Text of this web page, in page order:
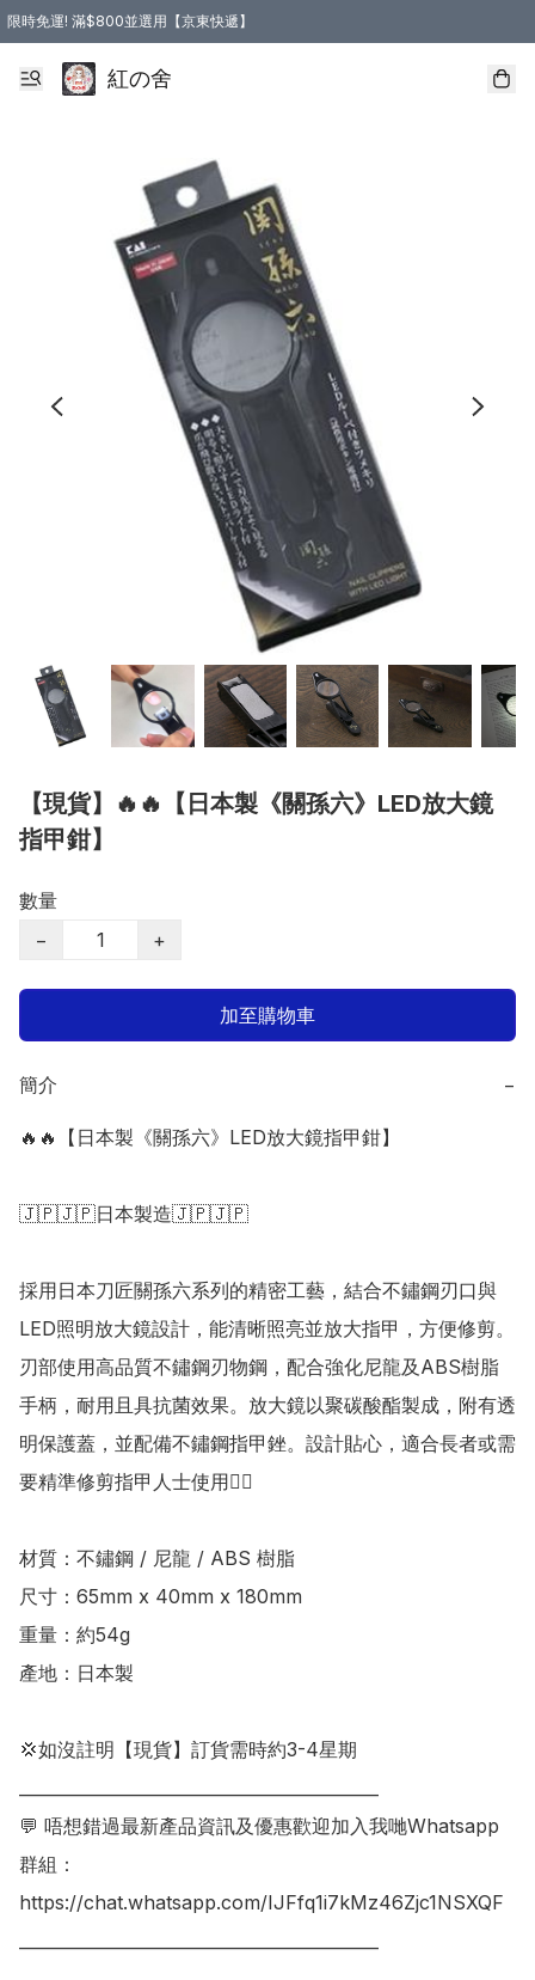
限時免運! 滿$800並選用【京東快遞】
紅の舍
【現貨】🔥🔥【日本製《關孫六》LED放大鏡
指甲鉗】
數量
−
+
加至購物車
簡介 −
🔥🔥【日本製《關孫六》LED放大鏡指甲鉗】
🇯🇵🇯🇵日本製造🇯🇵🇯🇵
採用日本刀匠關孫六系列的精密工藝，結合不鏽鋼刃口與
LED照明放大鏡設計，能清晰照亮並放大指甲，方便修剪。
刃部使用高品質不鏽鋼刃物鋼，配合強化尼龍及ABS樹脂
手柄，耐用且具抗菌效果。放大鏡以聚碳酸酯製成，附有透
明保護蓋，並配備不鏽鋼指甲銼。設計貼心，適合長者或需
要精準修剪指甲人士使用👍🏻
材質：不鏽鋼 / 尼龍 / ABS 樹脂
尺寸：65mm x 40mm x 180mm
重量：約54g
產地：日本製
💢如沒註明【現貨】訂貨需時約3-4星期
💬 唔想錯過最新產品資訊及優惠歡迎加入我哋Whatsapp
群組：
https://chat.whatsapp.com/IJFfq1i7kMz46Zjc1NSXQF